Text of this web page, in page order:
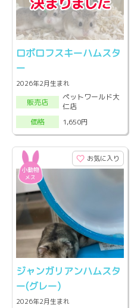
ロボロフスキーハムスタ
ー
2026年2月生まれ
販売店
ペットワールド大
仁店
価格
1,650円
お気に入り
ジャンガリアンハムスタ
ー(グレー)
2026年2月生まれ